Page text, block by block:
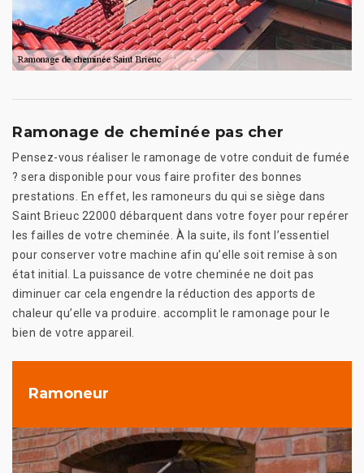
Ramonage de cheminée pas cher
Pensez-vous réaliser le ramonage de votre conduit de fumée
? sera disponible pour vous faire profiter des bonnes
prestations. En effet, les ramoneurs du qui se siège dans
Saint Brieuc 22000 débarquent dans votre foyer pour repérer
les failles de votre cheminée. À la suite, ils font l’essentiel
pour conserver votre machine afin qu’elle soit remise à son
état initial. La puissance de votre cheminée ne doit pas
diminuer car cela engendre la réduction des apports de
chaleur qu’elle va produire. accomplit le ramonage pour le
bien de votre appareil.
Ramoneur